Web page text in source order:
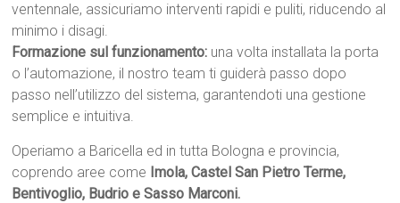
ventennale, assicuriamo interventi rapidi e puliti, riducendo al
minimo i disagi.
Formazione sul funzionamento: una volta installata la porta
o l’automazione, il nostro team ti guiderà passo dopo
passo nell’utilizzo del sistema, garantendoti una gestione
semplice e intuitiva.
Operiamo a Baricella ed in tutta Bologna e provincia,
coprendo aree come Imola, Castel San Pietro Terme,
Bentivoglio, Budrio e Sasso Marconi.